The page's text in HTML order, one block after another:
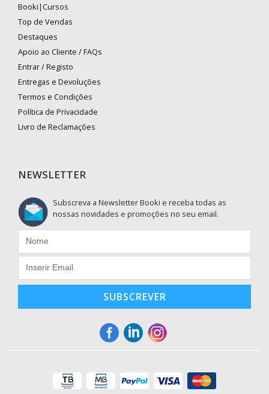
Booki|Cursos
Top de Vendas
Destaques
Apoio ao Cliente / FAQs
Entrar / Registo
Entregas e Devoluções
Termos e Condições
Política de Privacidade
Livro de Reclamações
NEWSLETTER
Subscreva a Newsletter Booki e receba todas as
nossas novidades e promoções no seu email.
SUBSCREVER